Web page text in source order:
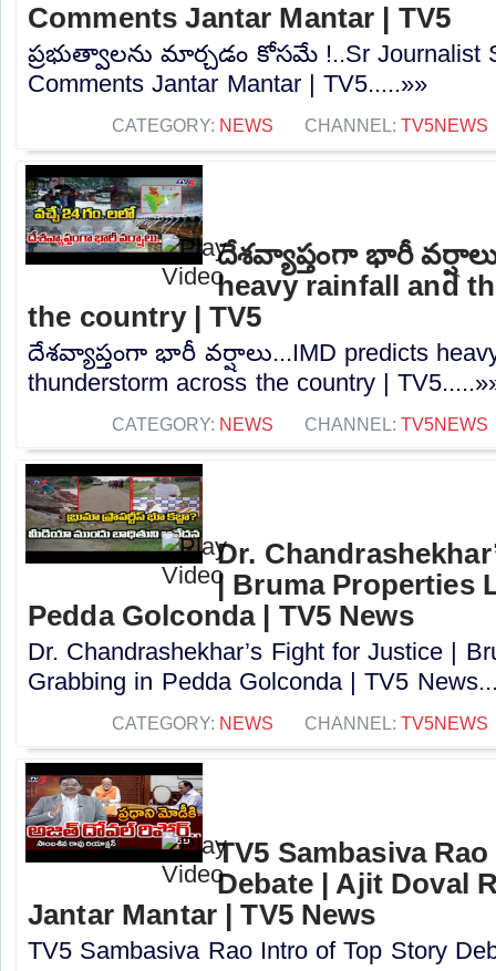
Comments Jantar Mantar | TV5
ప్రభుత్వాలను మార్చడం కోసమే !..Sr Journalist
Comments Jantar Mantar | TV5.....»»
CATEGORY: NEWS CHANNEL: TV5NEWS
దేశవ్యాప్తంగా భారీ
heavy rainfall and
the country | TV5
దేశవ్యాప్తంగా భారీ వర్షాలు...IMD predicts
thunderstorm across the country |
CATEGORY: NEWS CHANNEL: TV5NEWS
Dr.
| Bruma Properties
Pedda Golconda | TV5 News
Dr. Chandrashekhar’s Fight for Justice |
Grabbing in Pedda Golconda | TV5
CATEGORY: NEWS CHANNEL: TV5NEWS
TV5 Sambasiva
Debate | Ajit Doval
Jantar Mantar | TV5 News
TV5 Sambasiva Rao Intro of Top Story